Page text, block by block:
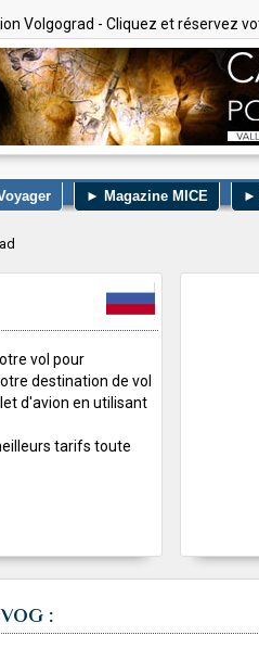
Volgograd - Cliquez et réservez
► Magazine MICE ►
vol pour
destination de vol
d'avion en utilisant
tarifs toute
: